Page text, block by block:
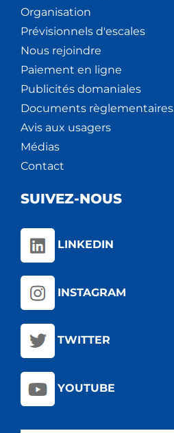
Organisation
Prévisionnels d'escales
Nous rejoindre
Paiement en ligne
Publicités domaniales
Documents règlementaires
Avis aux usagers
Médias
Contact
SUIVEZ-NOUS
LINKEDIN
INSTAGRAM
TWITTER
YOUTUBE